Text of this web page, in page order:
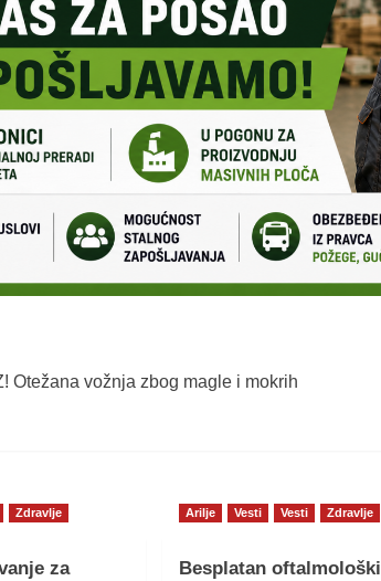
Otežana vožnja zbog magle i mokrih
Zdravlje
za
Arilje Vesti Vesti Zdravlje
Besplatan oftalmološki